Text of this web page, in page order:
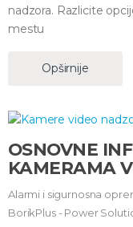
nadzora. Razlicite
mestu
Opširnije
OSNOVNE
KAMERAMA
Alarmi i sigurnosna
BorikPlus - Power